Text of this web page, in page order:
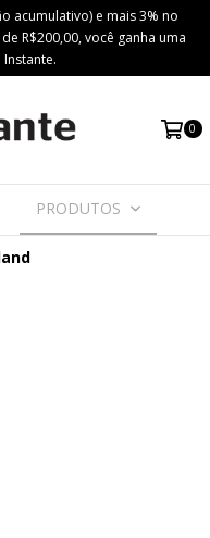
acumulativo) e mais 3% no
R$200,00, você ganha uma
0
PRODUTOS